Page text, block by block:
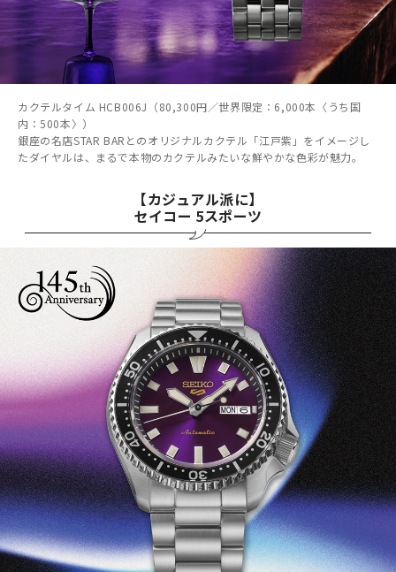
カクテルタイム HCB006J（80,300円／世界限定：6,000本〈うち国
内：500本〉）
銀座の名店STAR BARとのオリジナルカクテル「江戸紫」をイメージし
たダイヤルは、まるで本物のカクテルみたいな鮮やかな色彩が魅力。
【カジュアル派に】
セイコー 5スポーツ